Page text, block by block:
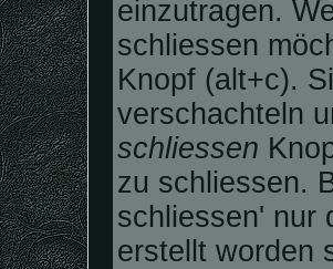
einzutragen.
schliessen
Knopf (alt+c).
verschachteln
schliessen
zu schliessen.
schliessen' nur
erstellt worden